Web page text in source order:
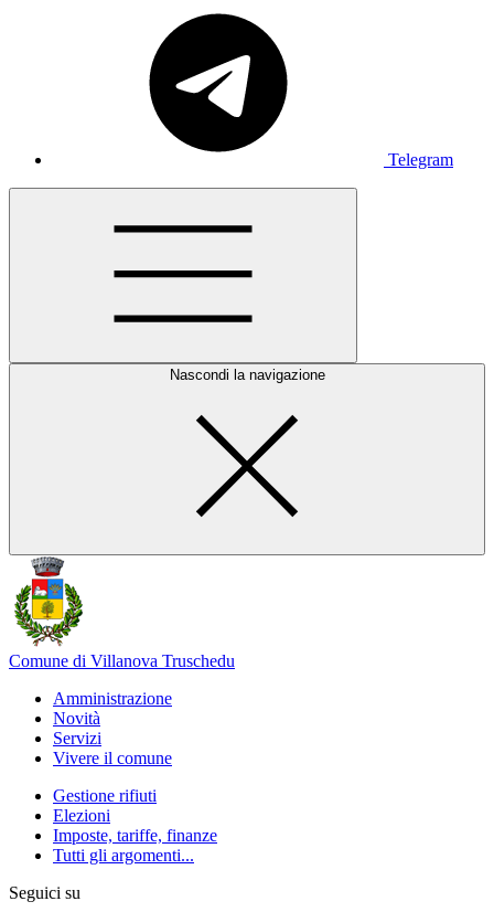
Telegram
Nascondi la navigazione
Comune di Villanova Truschedu
Amministrazione
Novità
Servizi
Vivere il comune
Gestione rifiuti
Elezioni
Imposte, tariffe, finanze
Tutti gli argomenti...
Seguici su